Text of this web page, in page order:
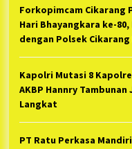
Forkopimcam Cikarang
Hari Bhayangkara ke-
dengan Polsek
Kapolri Mutasi 8
AKBP Hannry
Langkat
PT Ratu Perkasa